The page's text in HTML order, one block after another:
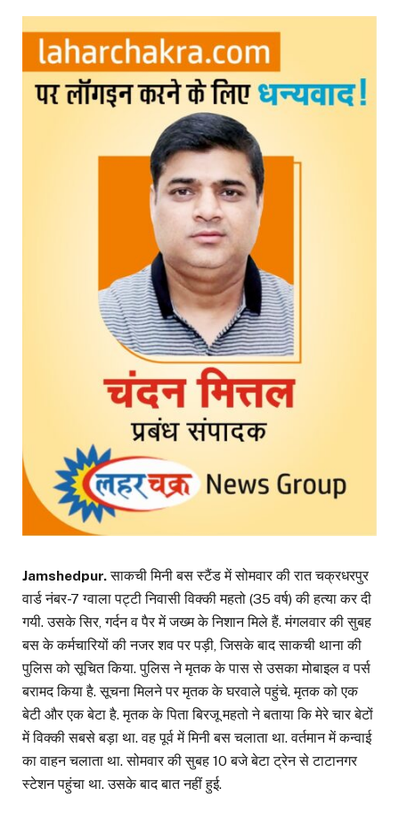
Jamshedpur.साकची मिनी बस स्टैंड में सोमवार की रात चक्रधरपुर
वार्ड नंबर-7 ग्वाला पट्टी निवासी विक्की महतो (35 वर्ष) की हत्या कर दी
गयी. उसके सिर, गर्दन व पैर में जख्म के निशान मिले हैं. मंगलवार की सुबह
बस के कर्मचारियों की नजर शव पर पड़ी, जिसके बाद साकची थाना की
पुलिस को सूचित किया. पुलिस ने मृतक के पास से उसका मोबाइल व पर्स
बरामद किया है. सूचना मिलने पर मृतक के घरवाले पहुंचे. मृतक को एक
बेटी और एक बेटा है. मृतक के पिता बिरजू महतो ने बताया कि मेरे चार बेटों
में विक्की सबसे बड़ा था. वह पूर्व में मिनी बस चलाता था. वर्तमान में कन्वाई
का वाहन चलाता था. सोमवार की सुबह 10 बजे बेटा ट्रेन से टाटानगर
स्टेशन पहुंचा था. उसके बाद बात नहीं हुई.